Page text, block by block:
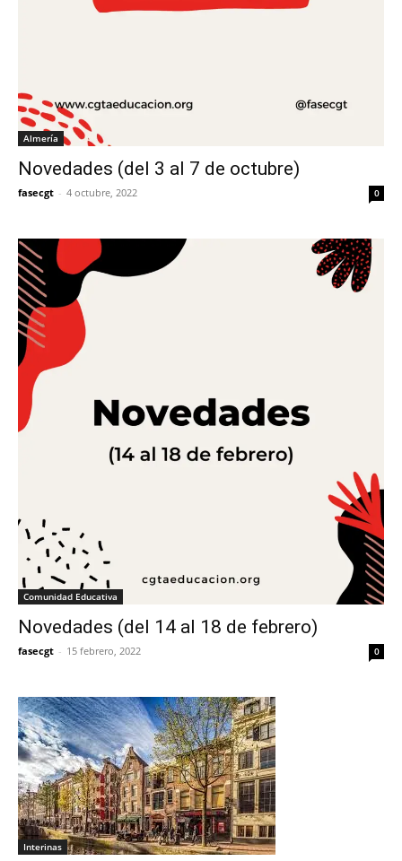
Almería
Novedades (del 3 al 7 de octubre)
fasecgt - 4 octubre, 2022 0
Comunidad Educativa
Novedades (del 14 al 18 de febrero)
fasecgt - 15 febrero, 2022 0
Interinas